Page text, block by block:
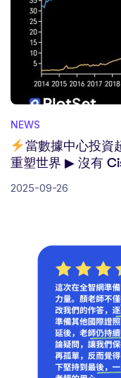
NEWS
當數據中心投資
重塑世界 ▶ 沒有
2025-09-26